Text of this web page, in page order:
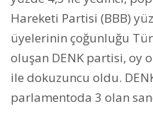
Hareketi Partisi (BBB)
üyelerinin çoğunluğu
oluşan DENK partisi, oy
ile dokuzuncu oldu.
parlamentoda 3 olan